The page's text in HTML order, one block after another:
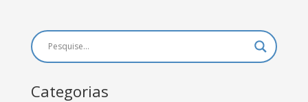
Categorias